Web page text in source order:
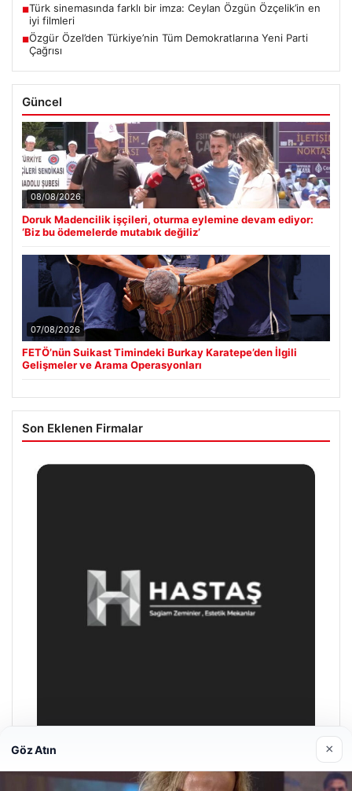
■Türk sinemasında farklı bir imza: Ceylan Özgün Özçelik’in en
iyi filmleri
■Özgür Özel’den Türkiye’nin Tüm Demokratlarına Yeni Parti
Çağrısı
Güncel
08/08/2026
Doruk Madencilik işçileri, oturma eylemine devam ediyor:
‘Biz bu ödemelerde mutabık değiliz’
07/08/2026
FETÖ’nün Suikast Timindeki Burkay Karatepe’den İlgili
Gelişmeler ve Arama Operasyonları
Son Eklenen Firmalar
Prenses Night Club
Göz Atın ×